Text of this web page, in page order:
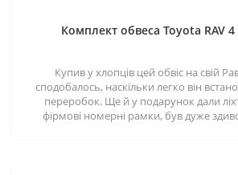
Комплект обвеса Toyota RAV 4
Купив у хлопців цей обвіс на свій
сподобалось, наскільки легко він
переробок. Ще й у подарунок дали
фірмові номерні рамки, був дуже